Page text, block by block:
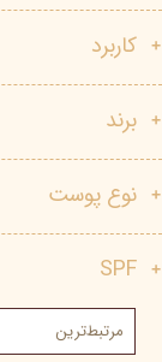
کاربرد
برند
نوع پوست
SPF
مرتبط‌ترین